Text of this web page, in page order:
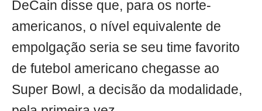
DeCain disse que, para os norte-
americanos, o nível equivalente de
empolgação seria se seu time favorito
de futebol americano chegasse ao
Super Bowl, a decisão da modalidade,